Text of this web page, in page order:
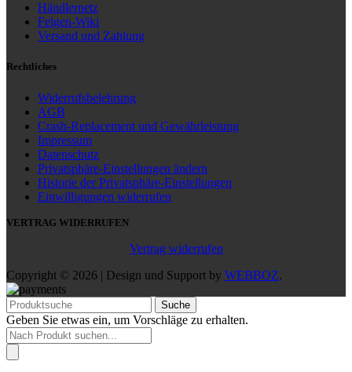
Händlernetz
Felgen-Wiki
Versand und Zahlung
Rechtliches
Widerrufsbelehrung
AGB
Crash-Replacement und Gewährleistung
Impressum
Datenschutz
Privatsphäre-Einstellungen ändern
Historie der Privatsphäre-Einstellungen
Einwilligungen widerrufen
VERTRAG WIDERRUFEN
Vertrag widerrufen
Copyright © 2026 | Design und Support by WEBBOZ.
Suche
Geben Sie etwas ein, um Vorschläge zu erhalten.
Products
search